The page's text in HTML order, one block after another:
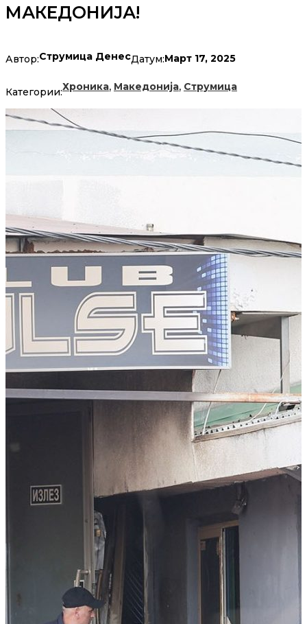
МАКЕДОНИЈА!
Автор:Струмица ДенесДатум:Март 17, 2025
Категории:Хроника, Македонија, Струмица